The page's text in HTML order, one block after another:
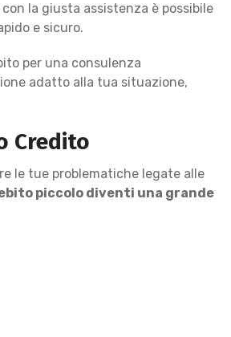
la giusta assistenza è possibile
e sicuro.
per una consulenza
adatto alla tua situazione,
Credito
le tue problematiche legate alle
piccolo diventi una grande